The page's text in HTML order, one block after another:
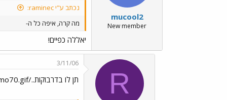
mucool2
New member
נכתב ע"י raminec:
מה קרה, איפה כל ה-
יאללה כפיים!
R
3/11/06
תן לו בדרבוקות../images/Emo70.gif